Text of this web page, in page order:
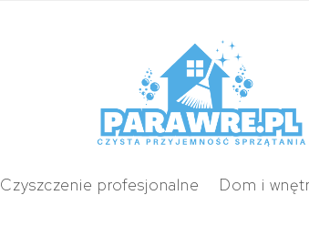
Czyszczenie profesjonalne Dom i